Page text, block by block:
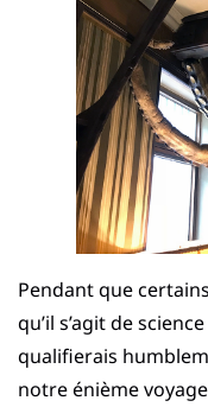
Pendant que
qu’il s’agit de
qualifierais
notre énième